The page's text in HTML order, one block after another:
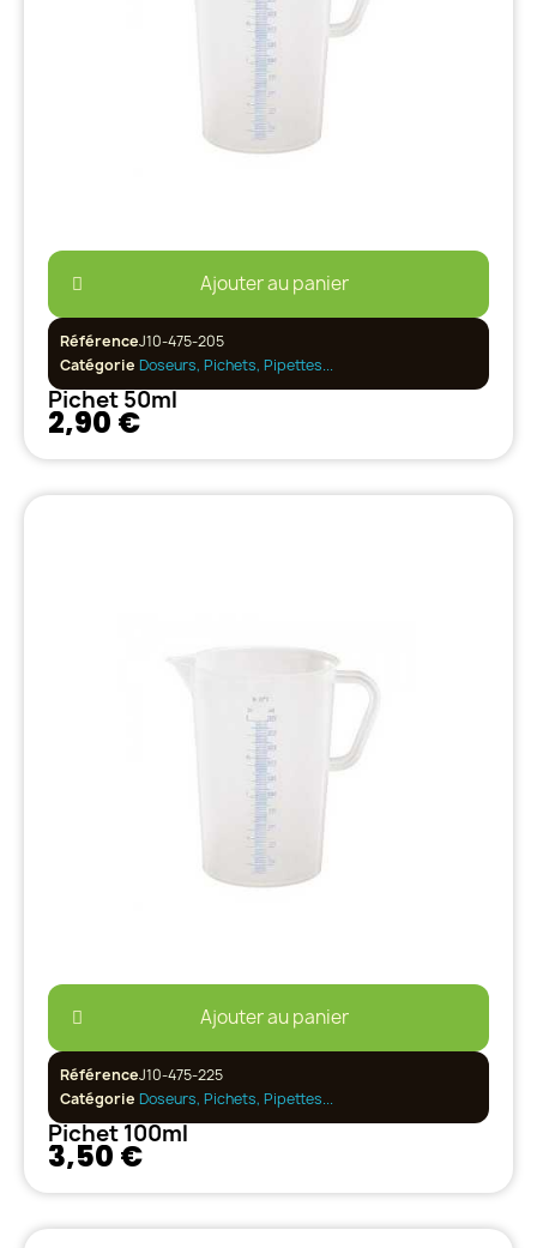
Ajouter au panier
RéférenceJ10-475-205
Catégorie Doseurs, Pichets, Pipettes...
Pichet 50ml
2,90 €
Ajouter au panier
RéférenceJ10-475-225
Catégorie Doseurs, Pichets, Pipettes...
Pichet 100ml
3,50 €